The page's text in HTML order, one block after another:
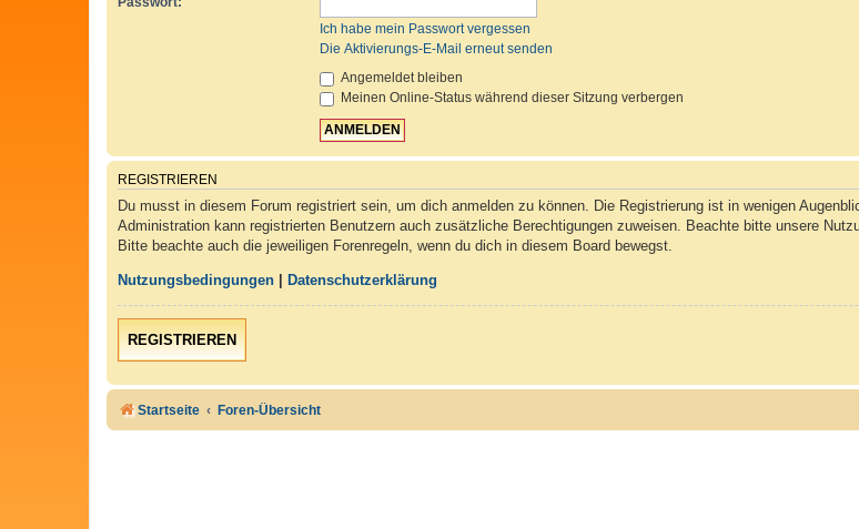
Ich habe mein Passwort vergessen
Die Aktivierungs-E-Mail erneut senden
Angemeldet bleiben
Meinen Online-Status während dieser Sitzung verbergen
REGISTRIEREN
Du musst in diesem Forum registriert sein, um dich anmelden zu können. Die Registrierung ist in wenigen
Administration kann registrierten Benutzern auch zusätzliche Berechtigungen zuweisen. Beachte bitte unsere
Bitte beachte auch die jeweiligen Forenregeln, wenn du dich in diesem Board bewegst.
Nutzungsbedingungen Datenschutzerklärung
REGISTRIEREN
Startseite Foren-Übersicht